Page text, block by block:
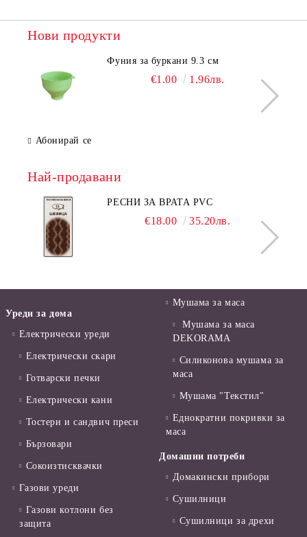
Нови продукти
Фуния за буркани 9.3 см
€1.00 1.96лв.
Абонирай се
Най-продавани
РЕСНИ ЗА ВРАТА PVC
€18.00 35.20лв.
Уреди за дома
Електрически уреди
Електрически скари
Готварски печки
Електрически кани
Тостери и сандвич преси
Бързовари
Сокоизтисквачки
Газови уреди
Газови котлони без
защита
Мушама за маса
Мушама за маса
DEKORAMA
Силиконова мушама за
маса
Мушама "Текстил"
Еднократни покривки за
маса
Домашни потреби
Домакински прибори
Сушилници
Сушилници за дрехи